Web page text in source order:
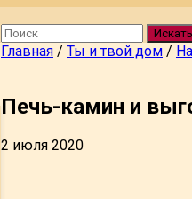
Искать
Главная / Ты и твой дом /
Печь-камин и
2 июля 2020